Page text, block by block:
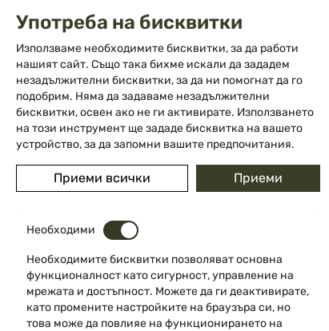
02 983 5014 office@isd-bg.com
Прескачане
съдържанието
МЕНЮ
Начало Боеприпаси за дълго нарезно
Преминете
галерията
изображенията
Употреба на бисквитки
Използваме необходимите бисквитки, за да работи
нашият сайт. Също така бихме искали да зададем
незадължителни бисквитки, за да ни помогнат да го
подобрим. Няма да задаваме незадължителни
бисквитки, освен ако не ги активирате. Използването
на този инструмент ще зададе бисквитка на вашето
устройство, за да запомни вашите предпочитания.
Приеми всички Приеми
Необходими
Необходимите бисквитки позволяват основна
функционалност като сигурност, управление на
мрежата и достъпност. Можете да ги деактивирате,
като промените настройките на браузъра си, но
това може да повлияе на функционирането на